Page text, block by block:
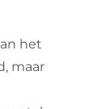
het
maar